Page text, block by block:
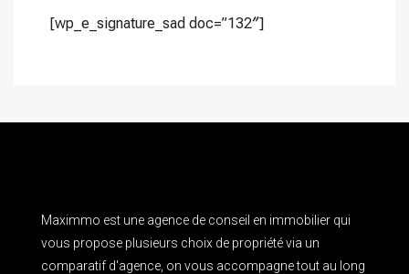
[wp_e_signature_sad doc=”132″]
Maximmo est une agence de conseil en immobilier qui
vous propose plusieurs choix de propriété via un
comparatif d'agence, on vous accompagne tout au long